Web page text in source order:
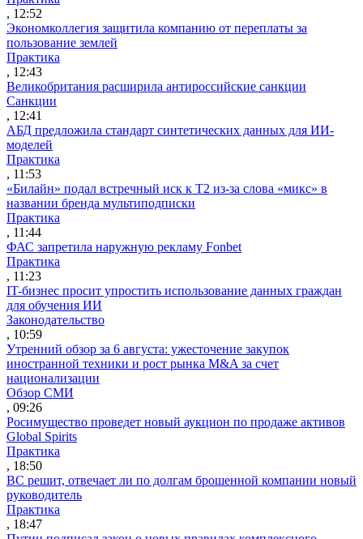
, 12:52
Экономколлегия защитила компанию от переплаты за
пользование землей
Практика
, 12:43
Великобритания расширила антироссийские санкции
Санкции
, 12:41
АБД предложила стандарт синтетических данных для ИИ-
моделей
Практика
, 11:53
«Билайн» подал встречный иск к Т2 из-за слова «микс» в
названии бренда мультиподписки
Практика
, 11:44
ФАС запретила наружную рекламу Fonbet
Практика
, 11:23
IT-бизнес просит упростить использование данных граждан
для обучения ИИ
Законодательство
, 10:59
Утренний обзор за 6 августа: ужесточение закупок
иностранной техники и рост рынка M&A за счет
национализации
Обзор СМИ
, 09:26
Росимущество проведет новый аукцион по продаже активов
Global Spirits
Практика
, 18:50
ВС решит, отвечает ли по долгам брошенной компании новый
руководитель
Практика
, 18:47